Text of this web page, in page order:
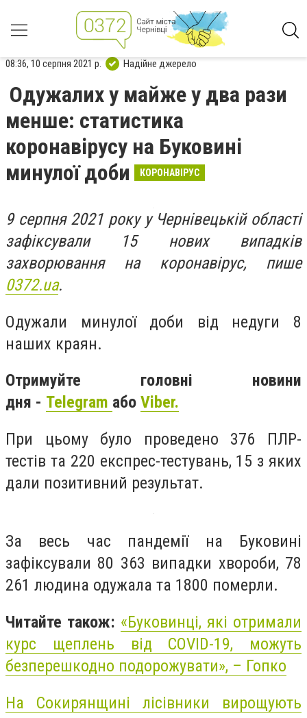
08:36, 10 серпня 2021 р. Надійне джерело
Одужалих у майже у два рази
менше: статистика
коронавірусу на Буковині
минулої доби
КОРОНАВІРУС
9 серпня 2021 року у Чернівецькій області
зафіксували 15 нових випадків
захворювання на коронавірус, пише
0372.ua.
Одужали минулої доби від недуги 8
наших краян.
Отримуйте головні новини
дня - Telegram або Viber.
При цьому було проведено 376 ПЛР-
тестів та 220 експрес-тестувань, 15 з яких
дали позитивний результат.
За весь час пандемії на Буковині
зафіксували 80 363 випадки хвороби, 78
261 людина одужала та 1800 померли.
Читайте також: «Буковинці, які отримали
курс щеплень від COVID-19, можуть
безперешкодно подорожувати», – Гопко
На Сокирянщині лісівники вирощують